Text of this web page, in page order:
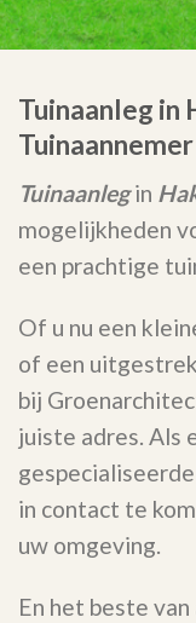
Tuinaanleg in
Tuinaanlegin
mogelijkheden
een prachtige
Of u nu een
of een
bij
juiste adres. Als
gespecialiseerde
in contact te
uw omgeving.
En het beste